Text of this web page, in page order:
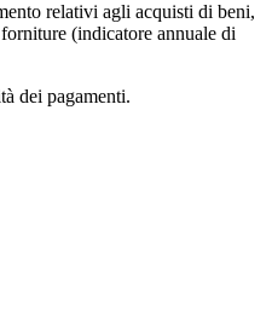
relativi agli acquisti di beni,
(indicatore annuale di
dei pagamenti.